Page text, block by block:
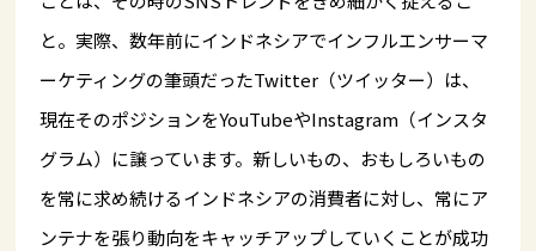
と。実際、数年前にインドネシアでインフルエンサーマ
ーケティングの筆頭だったTwitter（ツイッター）は、
現在そのポジションをYouTubeやInstagram（インスタ
グラム）に譲っています。新しいもの、おもしろいもの
を常に求め続けるインドネシアの消費者に対し、常にア
ンテナを張り動向をキャッチアップしていくことが成功